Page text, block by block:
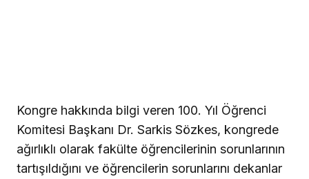
Kongre hakkında bilgi veren 100. Yıl Öğrenci
Komitesi Başkanı Dr. Sarkis Sözkes, kongrede
ağırlıklı olarak fakülte öğrencilerinin sorunlarının
tartışıldığını ve öğrencilerin sorunlarını dekanlar